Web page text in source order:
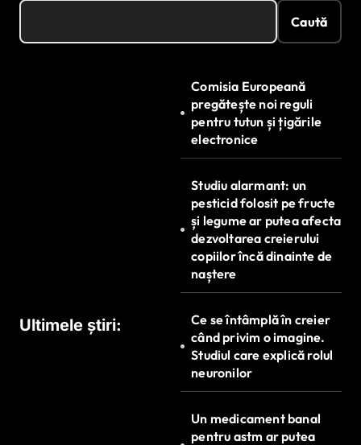
Caută
Ultimele știri:
Comisia Europeană
pregătește noi reguli
pentru tutun și țigările
electronice
Studiu alarmant: un
pesticid folosit pe fructe
și legume ar putea afecta
dezvoltarea creierului
copiilor încă dinainte de
naștere
Ce se întâmplă în creier
când privim o imagine.
Studiul care explică rolul
neuronilor
Un medicament banal
pentru astm ar putea